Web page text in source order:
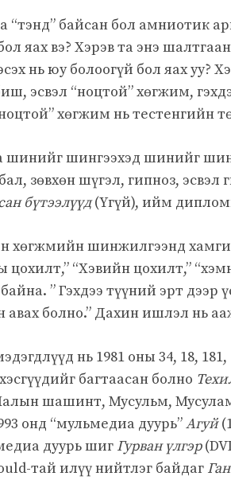
“тэнд” байсан бол амниотик
яах вэ? Хэрэв та энэ
нь юу болоогүй бол яах
эсвэл “ноцтой” хөгжим,
хөгжим нь тестенгийн
шинийг шингээхэд шинийг
зөвхөн шүгэл, гипноз, эсвэл
бүтээлүүд(Үгүй), ийм
хөгжмийн шинжилгээнд
цохилт,” “Хэвийн цохилт,”
” Гэхдээ түүний эрт дээр
авах болно.” Дахин ишлэл нь
нь 1981 оны 34, 18,
багтаасан болно
шашинт, Мусульм,
онд “мульмедиа дуурь”Агуй
дуурь шиг Гурван үлгэр
тай илүү нийтлэг байдаг